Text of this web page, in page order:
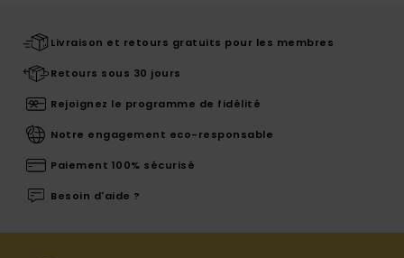
Livraison et retours gratuits pour les membres
Retours sous 30 jours
Rejoignez le programme de fidélité
Notre engagement eco-responsable
Paiement 100% sécurisé
Besoin d'aide ?